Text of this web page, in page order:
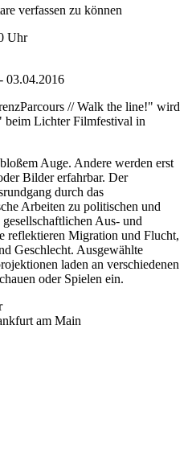
verfassen zu können
Uhr
03.04.2016
// Walk the line!" wird
beim Lichter Filmfestival in
Auge. Andere werden erst
Bilder erfahrbar. Der
durch das
Arbeiten zu politischen und
Aus- und
reflektieren Migration und Flucht,
Geschlecht. Ausgewählte
laden an verschiedenen
oder Spielen ein.
am Main